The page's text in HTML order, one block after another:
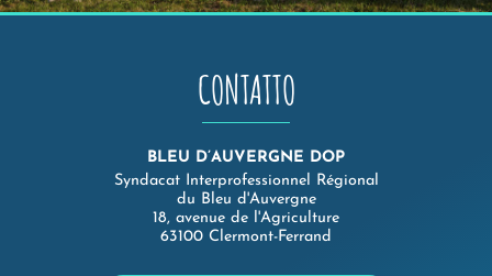
CONTATTO
BLEU D’AUVERGNE DOP
Syndacat Interprofessionnel Régional
du Bleu d'Auvergne
18, avenue de l'Agriculture
63100 Clermont-Ferrand